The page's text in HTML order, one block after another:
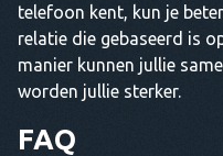
telefoon kent, kun je
relatie die gebaseerd is
manier kunnen jullie
worden jullie sterker.
FAQ